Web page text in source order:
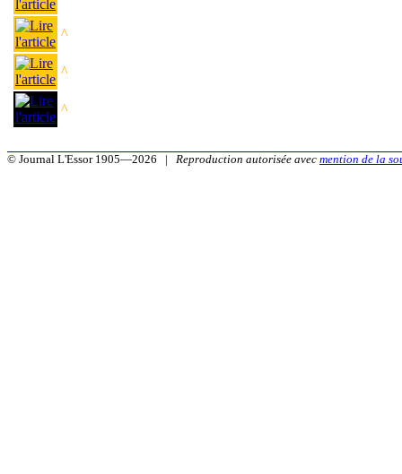
^
^
^
© Journal L'Essor 1905—2026 | Reproduction autorisée avec mention de la